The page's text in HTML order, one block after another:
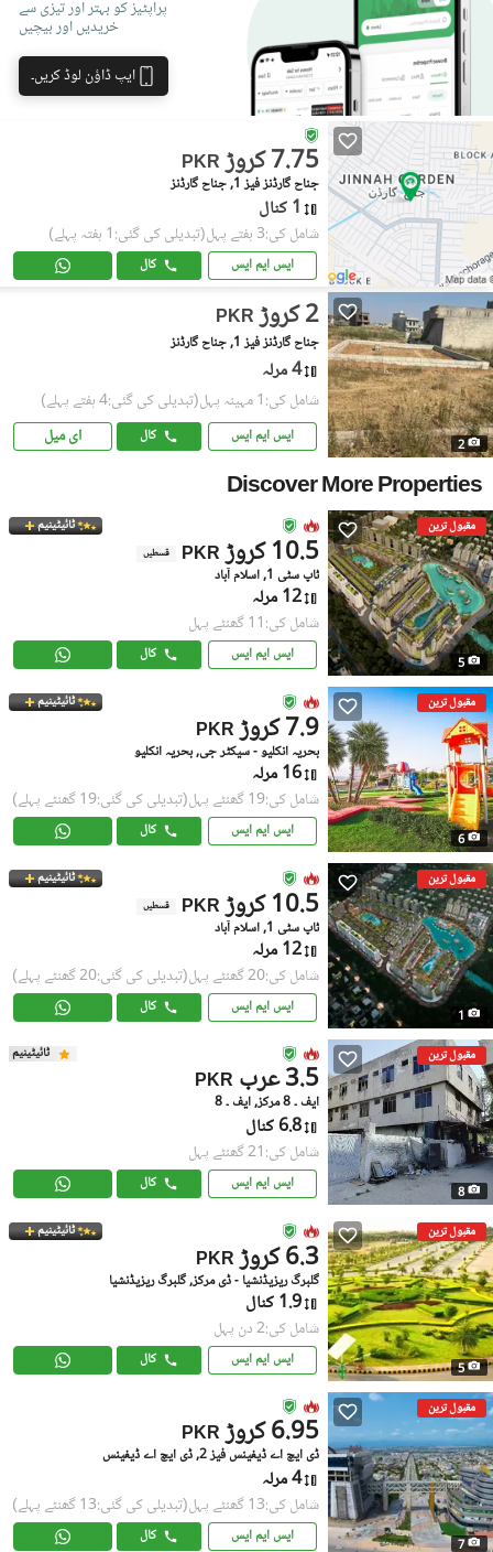
پراپٹیز کو بہتر اور تیزی سے
خریدیں اور بیچیں
ایپ ڈاؤن لوڈ کریں۔
PKR 7.75 کروڑ
جناح گارڈنز فیز 1, جناح گارڈنز
1 کنال
شامل کی:3 ہفتے پہل (تبدیلی کی گئی:1 ہفتہ پہلے)
ایس ایم ایس کال
2
PKR 2 کروڑ
جناح گارڈنز فیز 1, جناح گارڈنز
4 مرلہ
شامل کی:1 مہینہ پہل (تبدیلی کی گئی:4 ہفتے پہلے)
ایس ایم ایس کال ای میل
Discover More Properties
مقبول ترین
5
ٹائیٹینیم
PKR 10.5 کروڑ قسطیں
ٹاپ سٹی 1, اسلام آباد
12 مرلہ
شامل کی:11 گھنٹے پہل
ایس ایم ایس کال
مقبول ترین
6
ٹائیٹینیم
PKR 7.9 کروڑ
بحریہ انکلیو - سیکٹر جی, بحریہ انکلیو
16 مرلہ
شامل کی:19 گھنٹے پہل (تبدیلی کی گئی:19 گھنٹے پہلے)
ایس ایم ایس کال
مقبول ترین
1
ٹائیٹینیم
PKR 10.5 کروڑ قسطیں
ٹاپ سٹی 1, اسلام آباد
12 مرلہ
شامل کی:20 گھنٹے پہل (تبدیلی کی گئی:20 گھنٹے پہلے)
ایس ایم ایس کال
مقبول ترین
8
ٹائیٹینیم
PKR 3.5 عرب
ایف ۔ 8 مرکز, ایف ۔ 8
6.8 کنال
شامل کی:21 گھنٹے پہل
ایس ایم ایس کال
مقبول ترین
5
ٹائیٹینیم
PKR 6.3 کروڑ
گلبرگ ریزیڈنشیا - ڈی مرکز, گلبرگ ریزیڈنشیا
1.9 کنال
شامل کی:2 دن پہل
ایس ایم ایس کال
مقبول ترین
7
PKR 6.95 کروڑ
ڈی ایچ اے ڈیفینس فیز 2, ڈی ایچ اے ڈیفینس
4 مرلہ
شامل کی:13 گھنٹے پہل (تبدیلی کی گئی:13 گھنٹے پہلے)
ایس ایم ایس کال